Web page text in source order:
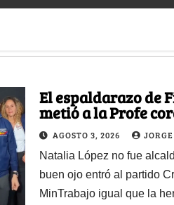
El espaldarazo de
metió a la Profe
López en el
AGOSTO 3, 2026
Natalia López no fue
buen ojo entró al partido
MinTrabajo igual que la